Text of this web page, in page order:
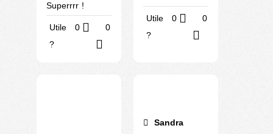
Superrrr !
Utile
?
0 0
Utile
?
0 0
Sandra